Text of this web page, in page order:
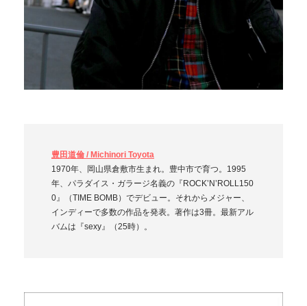
豊田道倫 / Michinori Toyota
1970年、岡山県倉敷市生まれ。豊中市で育つ。1995
年、パラダイス・ガラージ名義の『ROCK’N’ROLL150
0』（TIME BOMB）でデビュー。それからメジャー、
インディーで多数の作品を発表。著作は3冊。最新アル
バムは『sexy』（25時）。